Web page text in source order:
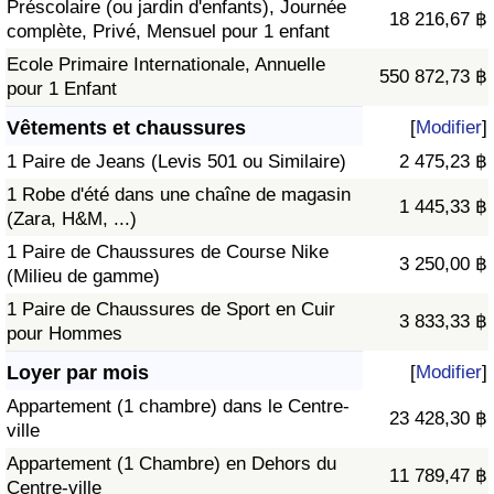
Préscolaire (ou jardin d'enfants), Journée
complète, Privé, Mensuel pour 1 enfant
18 216,67 ฿
Ecole Primaire Internationale, Annuelle
pour 1 Enfant
550 872,73 ฿
Vêtements et chaussures [Modifier]
1 Paire de Jeans (Levis 501 ou Similaire)
2 475,23 ฿
1 Robe d'été dans une chaîne de magasin
(Zara, H&M, ...)
1 445,33 ฿
1 Paire de Chaussures de Course Nike
(Milieu de gamme)
3 250,00 ฿
1 Paire de Chaussures de Sport en Cuir
pour Hommes
3 833,33 ฿
Loyer par mois [Modifier]
Appartement (1 chambre) dans le Centre-
ville
23 428,30 ฿
Appartement (1 Chambre) en Dehors du
Centre-ville
11 789,47 ฿